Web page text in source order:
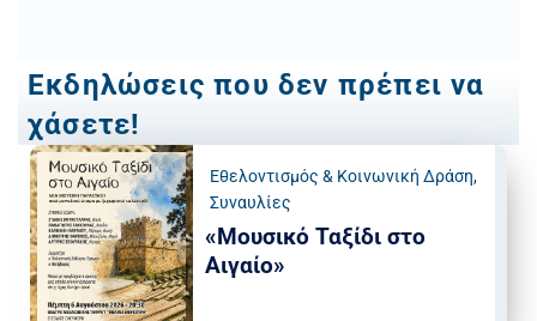
Εκδηλώσεις που δεν πρέπει να
χάσετε!
Εθελοντισμός & Κοινωνική Δράση,
Συναυλίες
«Μουσικό Ταξίδι στο
Αιγαίο»